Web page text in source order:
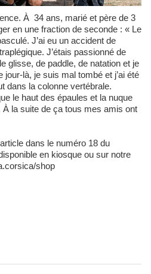
en une fraction de seconde : « Le
J’ai eu un accident de
J’étais passionné de
glisse, de paddle, de natation et je
là, je suis mal tombé et j’ai été
dans la colonne vertébrale.
le haut des épaules et la nuque
la suite de ça tous mes amis ont
dans le numéro 18 du
en kiosque ou sur notre
shop